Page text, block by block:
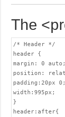
The
/* Header */
header {
margin: 0 auto;
position:
padding:20px 0;
width:995px;
}
header:after{